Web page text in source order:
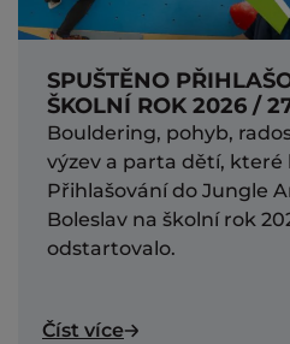
SPUŠTĚNO
ŠKOLNÍ ROK 2026 /
Bouldering, pohyb,
výzev a parta dětí, které
Přihlašování do Jungle
Boleslav na školní rok
odstartovalo.
Číst více